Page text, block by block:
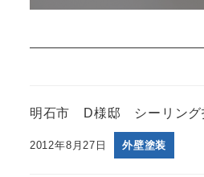
明石市 D様邸 シーリング
2012年8月27日 外壁塗装